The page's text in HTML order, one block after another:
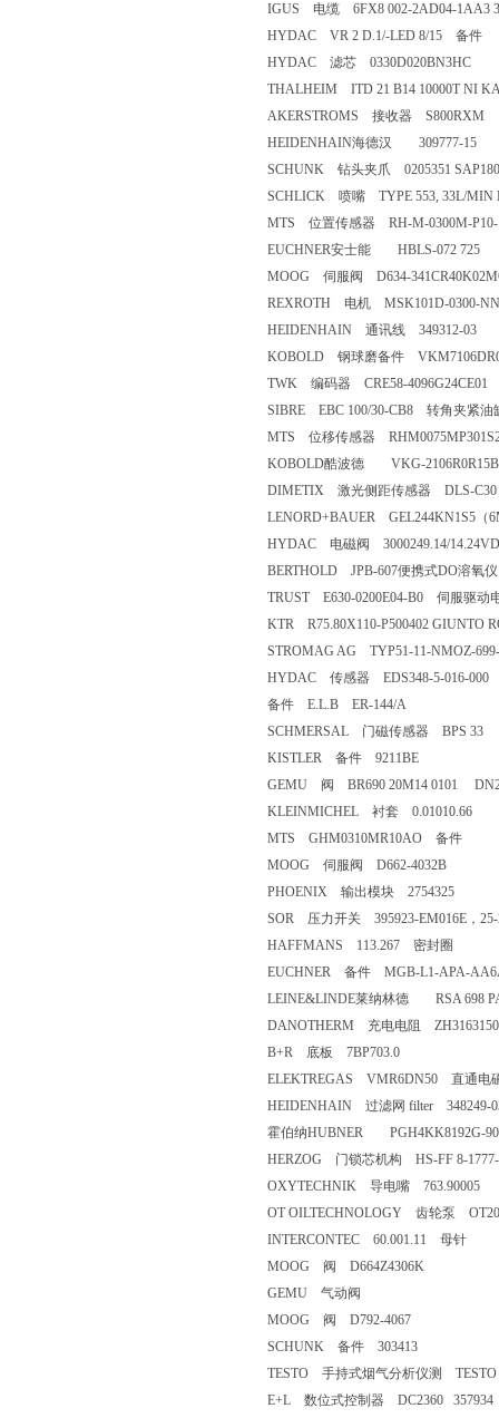
IGUS 电缆 6FX8 002-2AD04-1AA3
HYDAC VR 2 D.1/-LED 8/15 备件
HYDAC 滤芯 0330D020BN3HC
THALHEIM ITD 21 B14 10000T NI
AKERSTROMS 接收器 S800RXM
HEIDENHAIN海德汉 309777-15
SCHUNK 钻头夹爪 0205351
SCHLICK 喷嘴 TYPE 553, 33L/MIN
MTS 位置传感器 RH-M-0300M-P10-
EUCHNER安士能 HBLS-072 725
MOOG 伺服阀 D634-
REXROTH 电机 MSK101D-0300-
HEIDENHAIN 通讯线 349312-03
KOBOLD 钢球磨备件
TWK 编码器 CRE58-4096G24CE01
SIBRE EBC 100/30-CB8 转角夹紧油
MTS 位移传感器
KOBOLD酷波德 VKG-2106R0R15B
DIMETIX 激光侧距传感器 DLS-C30
LENORD+BAUER GEL244KN1S5
HYDAC 电磁阀 3000249.14/
BERTHOLD JPB-607便携式DO溶
TRUST E630-0200E04-B0 伺服驱动
KTR R75.80X110-P500402 GIUNTO
STROMAG AG TYP51-11-NMOZ-
HYDAC 传感器 EDS348-5-016-000
备件 E.L.B ER-144/A
SCHMERSAL 门磁传感器 BPS 33
KISTLER 备件 9211BE
GEMU 阀 BR690 20M14 0101
KLEINMICHEL 衬套 0.01010.66
MTS GHM0310MR10AO 备件
MOOG 伺服阀 D662-4032B
PHOENIX 输出模块 2754325
SOR 压力开关 395923-EM016E，25-
HAFFMANS 113.267 密封圈
EUCHNER 备件 MGB-L1-APA-
LEINE&LINDE莱纳林德 RSA 698
DANOTHERM 充电电阻
B+R 底板 7BP703.0
ELEKTREGAS VMR6DN50 直通电
HEIDENHAIN 过滤网 filter 348249-
霍伯纳HUBNER PGH4KK8192G-
HERZOG 门锁芯机构 HS-FF 8-1777-
OXYTECHNIK 导电嘴 763.90005
OT OILTECHNOLOGY 齿轮泵
INTERCONTEC 60.001.11 母针
MOOG 阀 D664Z4306K
GEMU 气动阀
MOOG 阀 D792-4067
SCHUNK 备件 303413
TESTO 手持式烟气分析仪测 TESTO
E+L 数位式控制器 DC2360 357934